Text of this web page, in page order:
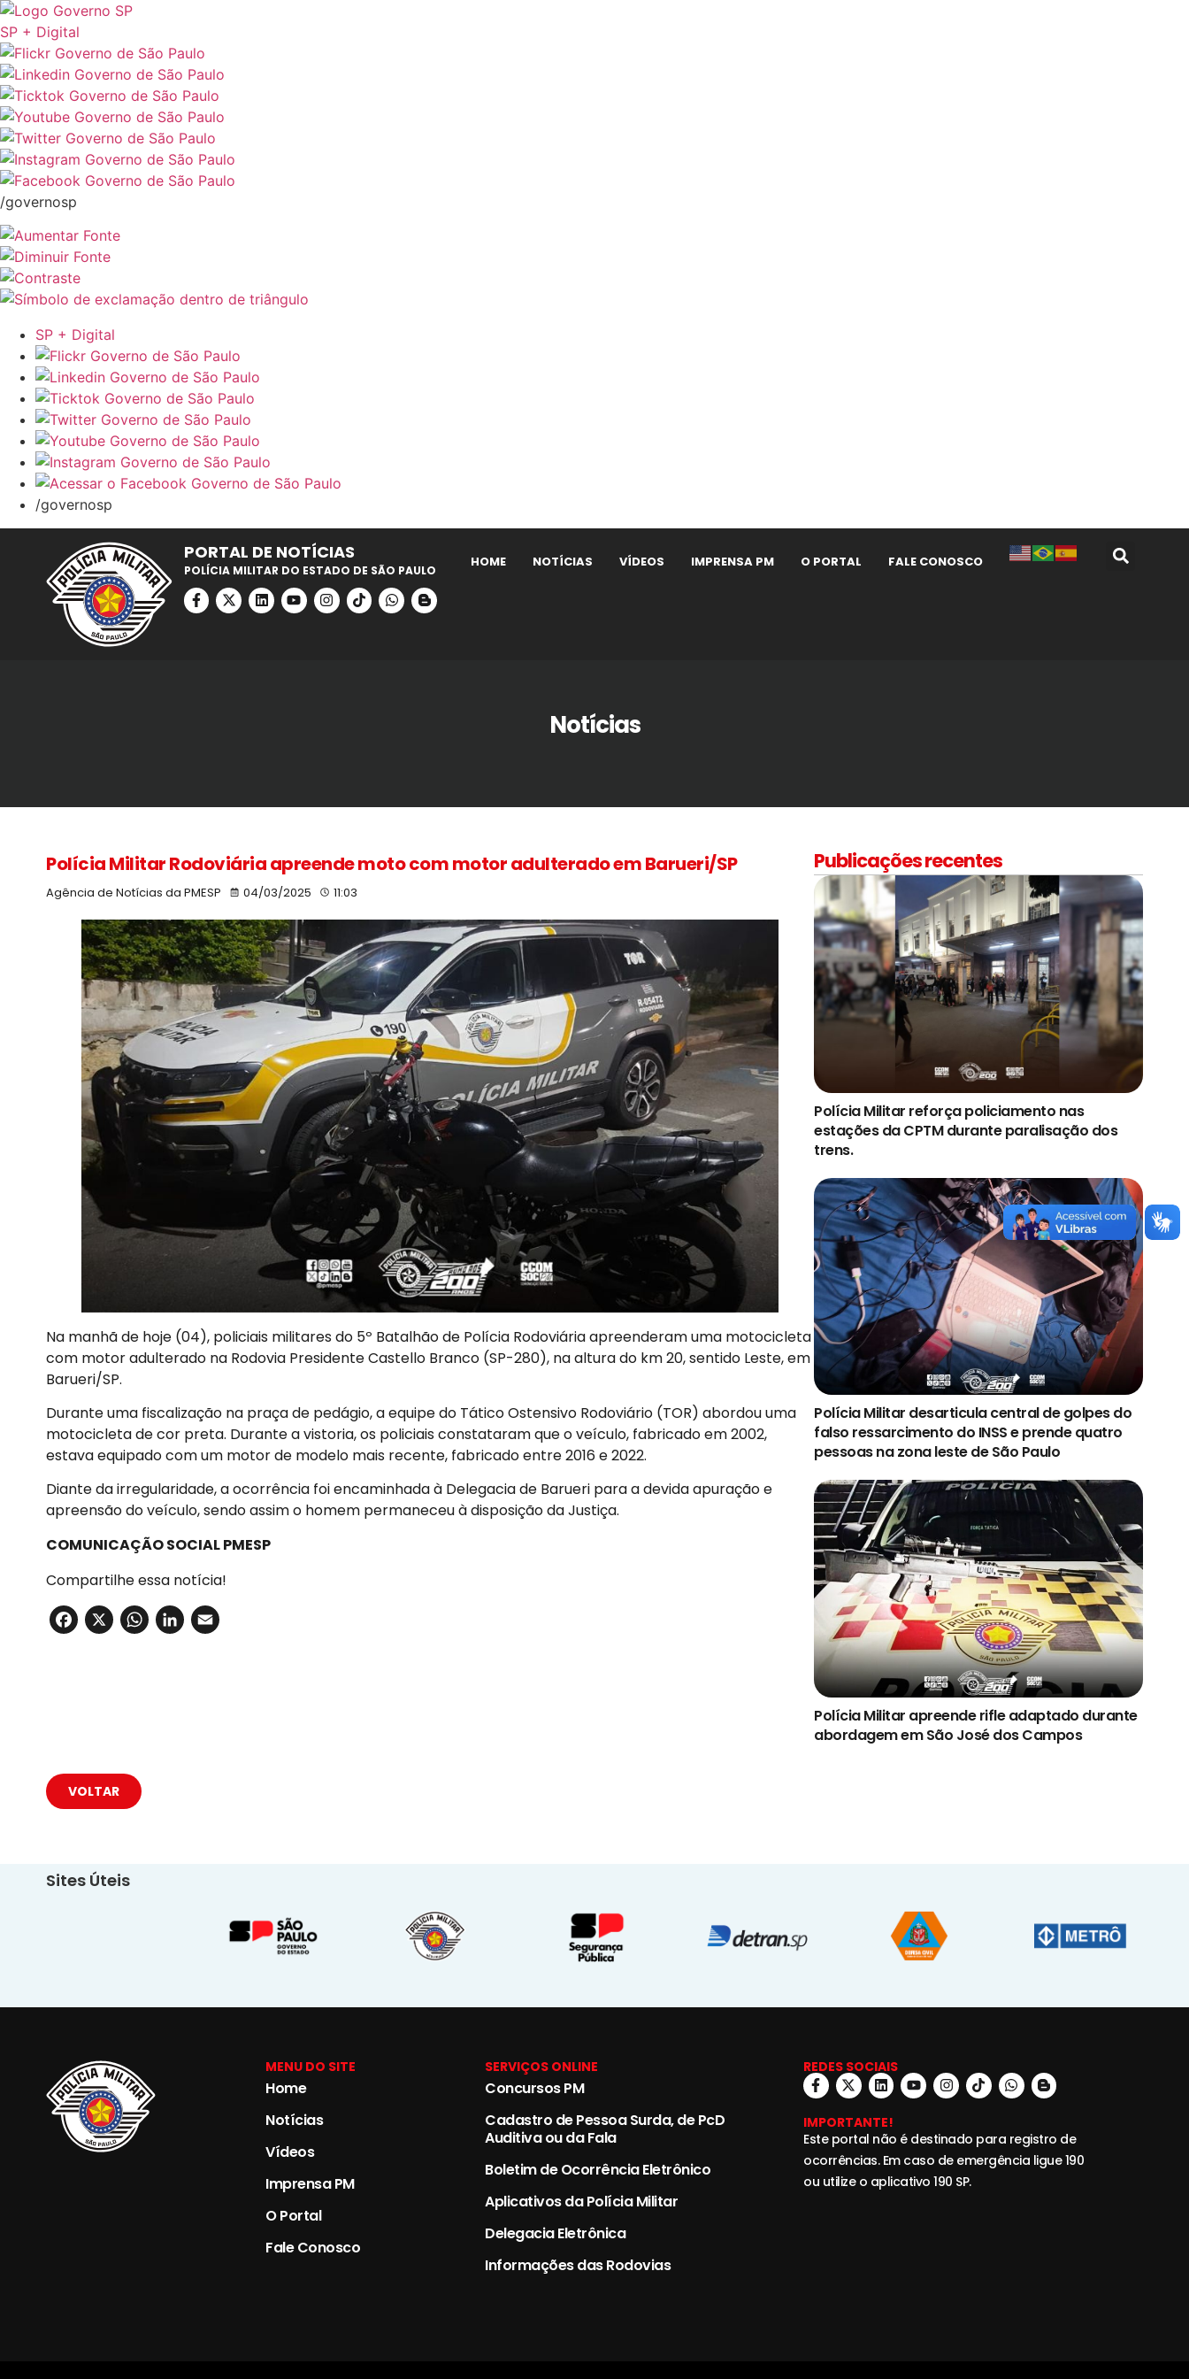
SP + Digital
/governosp
SP + Digital
/governosp
PORTAL DE NOTÍCIAS
POLÍCIA MILITAR DO ESTADO DE SÃO PAULO
HOME NOTÍCIAS VÍDEOS IMPRENSA PM O PORTAL FALE CONOSCO
Notícias
Polícia Militar Rodoviária apreende moto com motor adulterado em Barueri/SP
Agência de Notícias da PMESP 04/03/2025 11:03
Na manhã de hoje (04), policiais militares do 5º Batalhão de Polícia Rodoviária apreenderam uma motocicleta
com motor adulterado na Rodovia Presidente Castello Branco (SP-280), na altura do km 20, sentido Leste, em
Barueri/SP.
Durante uma fiscalização na praça de pedágio, a equipe do Tático Ostensivo Rodoviário (TOR) abordou uma
motocicleta de cor preta. Durante a vistoria, os policiais constataram que o veículo, fabricado em 2002,
estava equipado com um motor de modelo mais recente, fabricado entre 2016 e 2022.
Diante da irregularidade, a ocorrência foi encaminhada à Delegacia de Barueri para a devida apuração e
apreensão do veículo, sendo assim o homem permaneceu à disposição da Justiça.
COMUNICAÇÃO SOCIAL PMESP
Compartilhe essa notícia!
Facebook
X WhatsApp
LinkedIn
Publicações recentes
Polícia Militar reforça policiamento nas
estações da CPTM durante paralisação dos
trens.
Polícia Militar desarticula central de golpes do
falso ressarcimento do INSS e prende quatro
pessoas na zona leste de São Paulo
Polícia Militar apreende rifle adaptado durante
abordagem em São José dos Campos
VOLTAR
Sites Úteis
MENU DO SITE
Home
Notícias
Vídeos
Imprensa PM
O Portal
Fale Conosco
SERVIÇOS ONLINE
Concursos PM
Cadastro de Pessoa Surda, de PcD
Auditiva ou da Fala
Boletim de Ocorrência Eletrônico
Aplicativos da Polícia Militar
Delegacia Eletrônica
Informações das Rodovias
REDES SOCIAIS
IMPORTANTE!
Este portal não é destinado para registro de
ocorrências. Em caso de emergência ligue 190
ou utilize o aplicativo 190 SP.